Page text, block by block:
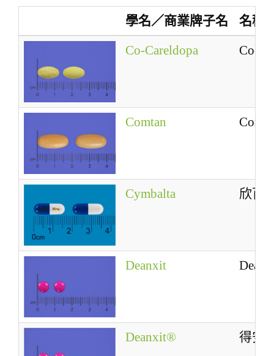
t
i
o
學名／商業牌子名
名稱
Co-Careldopa
Co-
Comtan
Cymbalta 欣百
Deanxit
Deanxit® 得安